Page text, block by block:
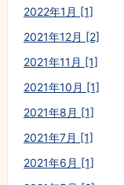
2022年1月 [1]
2021年12月 [2]
2021年11月 [1]
2021年10月 [1]
2021年8月 [1]
2021年7月 [1]
2021年6月 [1]